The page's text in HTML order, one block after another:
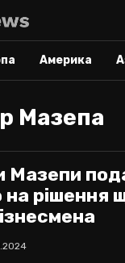
Америка
Мазепа
Мазепи
на рішення